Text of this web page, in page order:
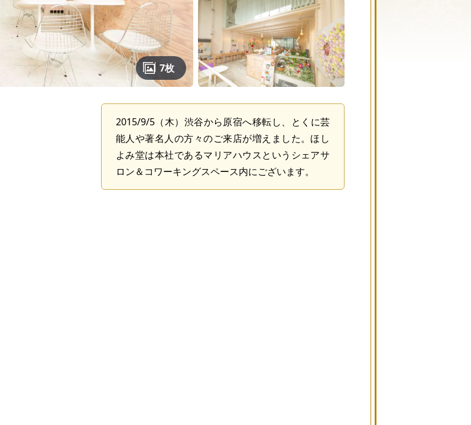
7枚
2015/9/5（木）渋谷から原宿へ移転し、とくに芸
能人や著名人の方々のご来店が増えました。ほし
よみ堂は本社であるマリアハウスというシェアサ
ロン＆コワーキングスペース内にございます。